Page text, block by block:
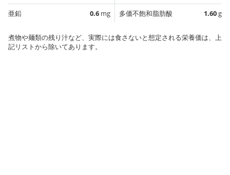
亜鉛
0.6 mg
多価不飽和脂肪酸
1.60g
煮物や麺類の残り汁など、実際には食さないと想定される栄養価は、上
記リストから除いてあります。